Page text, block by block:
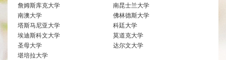
詹姆斯库克大学
南昆士兰大学
南澳大学
佛林德斯大学
塔斯马尼亚大学
科廷大学
埃迪斯科文大学
莫道克大学
圣母大学
达尔文大学
堪培拉大学